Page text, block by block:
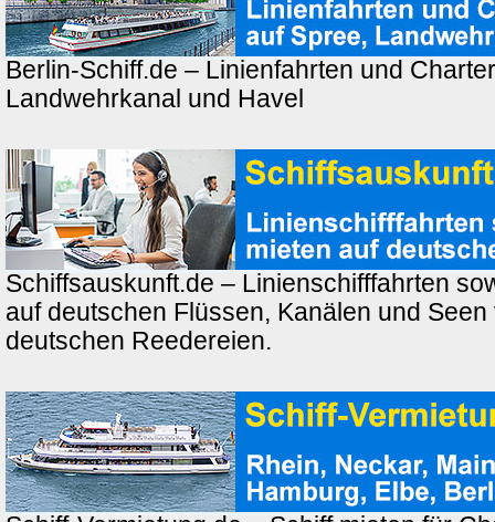
Berlin-Schiff.de – Linienfahrten und
Landwehrkanal und Havel
Schiffsauskunft.de – Linienschifffahrten
auf deutschen Flüssen, Kanälen und Seen
deutschen Reedereien.